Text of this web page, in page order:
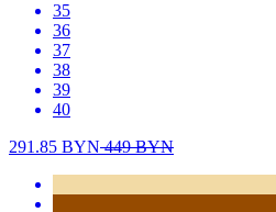
35
36
37
38
39
40
291.85 BYN449BYN